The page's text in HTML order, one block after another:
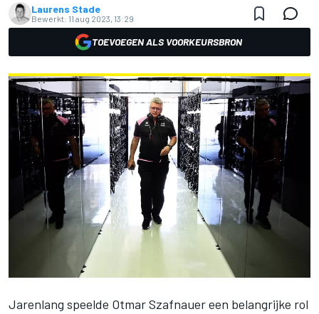
Laurens Stade
Bewerkt: 11 aug 2023, 13:29
TOEVOEGEN ALS VOORKEURSBRON
Jarenlang speelde Otmar Szafnauer een belangrijke rol